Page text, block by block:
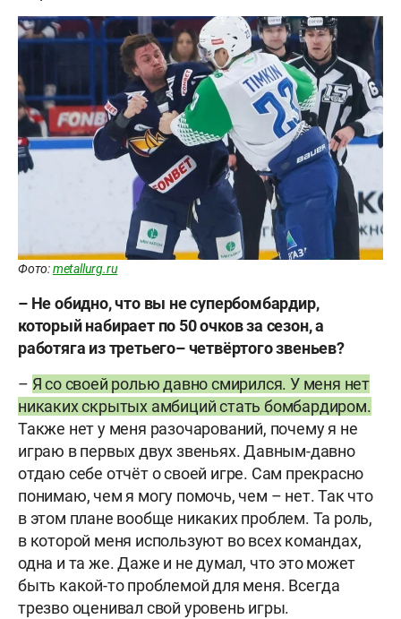
Фото:metallurg.ru
– Не обидно, что вы не супербомбардир,
который набирает по 50 очков за сезон, а
работяга из третьего– четвёртого звеньев?
– Я со своей ролью давно смирился. У меня нет
никаких скрытых амбиций стать бомбардиром.
Также нет у меня разочарований, почему я не
играю в первых двух звеньях. Давным-давно
отдаю себе отчёт о своей игре. Сам прекрасно
понимаю, чем я могу помочь, чем – нет. Так что
в этом плане вообще никаких проблем. Та роль,
в которой меня используют во всех командах,
одна и та же. Даже и не думал, что это может
быть какой-то проблемой для меня. Всегда
трезво оценивал свой уровень игры.